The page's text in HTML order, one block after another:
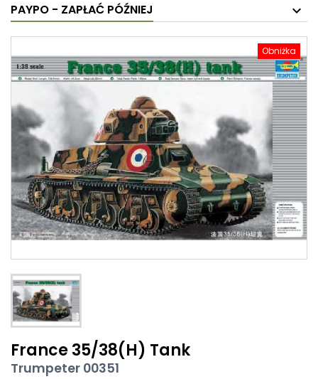
PAYPO - ZAPŁAĆ PÓŹNIEJ
Obniżka
France 35/38(H) Tank
Trumpeter 00351